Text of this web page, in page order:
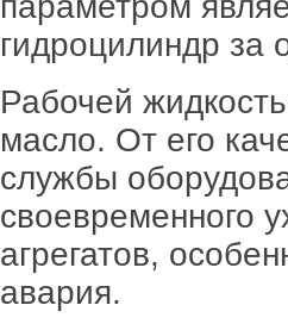
гидроцилиндр за
Рабочей
масло. От его
службы
своевременного
агрегатов,
авария.